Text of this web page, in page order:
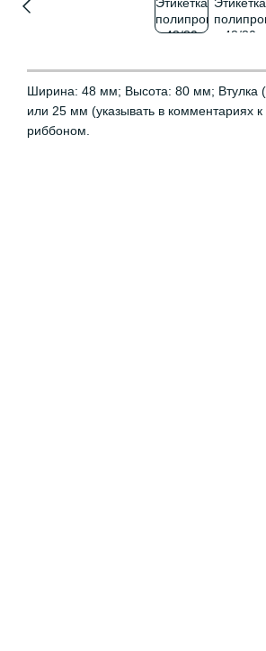
Ширина: 48 мм; Высота: 80 мм; Втулка
или 25 мм (указывать в комментариях к
риббоном.